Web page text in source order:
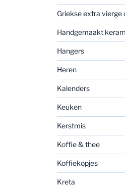
Griekse extra vierge
Handgemaakt
Hangers
Heren
Kalenders
Keuken
Kerstmis
Koffie & thee
Koffiekopjes
Kreta